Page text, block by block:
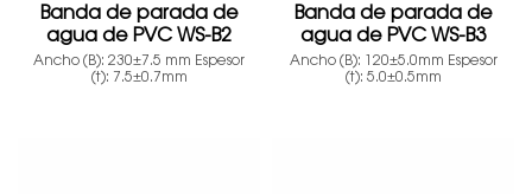
Banda de parada de
agua de PVC WS-B2
Ancho (B): 230±7.5 mm Espesor
(t): 7.5±0.7mm
Banda de parada de
agua de PVC WS-B3
Ancho (B): 120±5.0mm Espesor
(t): 5.0±0.5mm